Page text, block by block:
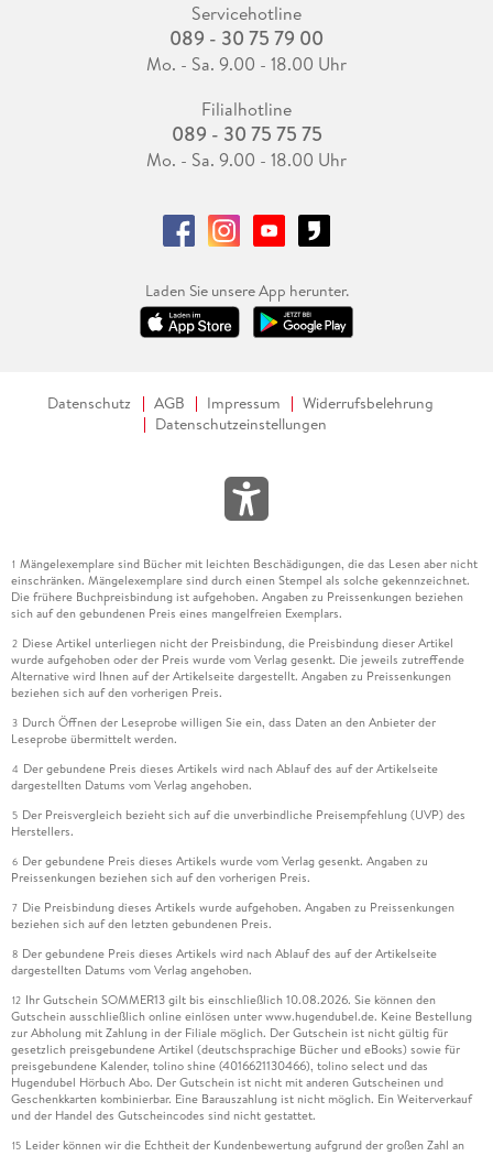
Servicehotline
089 - 30 75 79 00
Mo. - Sa. 9.00 - 18.00 Uhr
Filialhotline
089 - 30 75 75 75
Mo. - Sa. 9.00 - 18.00 Uhr
Laden Sie unsere App herunter.
Datenschutz AGB Impressum
Widerrufsbelehrung
Datenschutzeinstellungen
1 Mängelexemplare sind Bücher mit leichten Beschädigungen, die das Lesen aber nicht
einschränken. Mängelexemplare sind durch einen Stempel als solche gekennzeichnet.
Die frühere Buchpreisbindung ist aufgehoben. Angaben zu Preissenkungen beziehen
sich auf den gebundenen Preis eines mangelfreien Exemplars.
2 Diese Artikel unterliegen nicht der Preisbindung, die Preisbindung dieser Artikel
wurde aufgehoben oder der Preis wurde vom Verlag gesenkt. Die jeweils zutreffende
Alternative wird Ihnen auf der Artikelseite dargestellt. Angaben zu Preissenkungen
beziehen sich auf den vorherigen Preis.
3 Durch Öffnen der Leseprobe willigen Sie ein, dass Daten an den Anbieter der
Leseprobe übermittelt werden.
4 Der gebundene Preis dieses Artikels wird nach Ablauf des auf der Artikelseite
dargestellten Datums vom Verlag angehoben.
5 Der Preisvergleich bezieht sich auf die unverbindliche Preisempfehlung (UVP) des
Herstellers.
6 Der gebundene Preis dieses Artikels wurde vom Verlag gesenkt. Angaben zu
Preissenkungen beziehen sich auf den vorherigen Preis.
7 Die Preisbindung dieses Artikels wurde aufgehoben. Angaben zu Preissenkungen
beziehen sich auf den letzten gebundenen Preis.
8 Der gebundene Preis dieses Artikels wird nach Ablauf des auf der Artikelseite
dargestellten Datums vom Verlag angehoben.
12 Ihr Gutschein SOMMER13 gilt bis einschließlich 10.08.2026. Sie können den
Gutschein ausschließlich online einlösen unter www.hugendubel.de. Keine Bestellung
zur Abholung mit Zahlung in der Filiale möglich. Der Gutschein ist nicht gültig für
gesetzlich preisgebundene Artikel (deutschsprachige Bücher und eBooks) sowie für
preisgebundene Kalender, tolino shine (4016621130466), tolino select und das
Hugendubel Hörbuch Abo. Der Gutschein ist nicht mit anderen Gutscheinen und
Geschenkkarten kombinierbar. Eine Barauszahlung ist nicht möglich. Ein Weiterverkauf
und der Handel des Gutscheincodes sind nicht gestattet.
15 Leider können wir die Echtheit der Kundenbewertung aufgrund der großen Zahl an